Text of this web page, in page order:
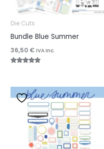
Die Cuts
Bundle Blue Summer
36,50 € IVA Inc.